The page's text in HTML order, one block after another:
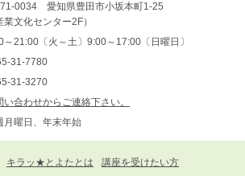
0034 愛知県豊田市小坂本町1-25
業文化センター2F）
～21:00〔火～土〕9:00～17:00〔日曜日〕
31-7780
31-3270
い合わせからご連絡下さい。
月曜日、年末年始
キラッ★とよたとは
講座を受けたい方